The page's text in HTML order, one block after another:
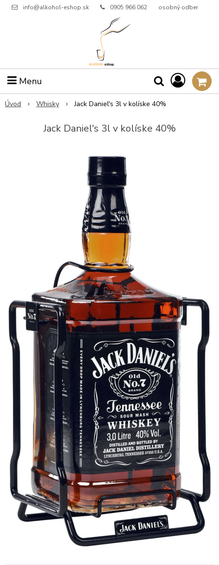
info@alkohol-eshop.sk 0905 966 062 osobný odber
Menu
Úvod Whisky Jack Daniel's 3l v kolíske 40%
Jack Daniel's 3l v kolíske 40%